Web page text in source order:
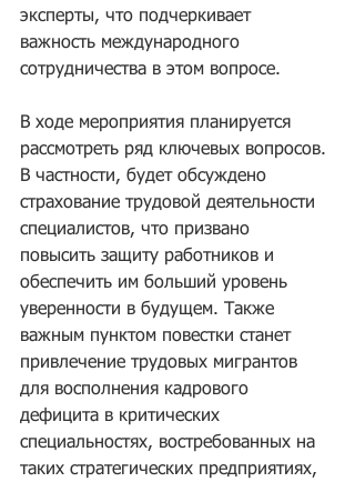
эксперты, что подчеркивает
важность международного
сотрудничества в этом вопросе.
В ходе мероприятия планируется
рассмотреть ряд ключевых вопросов.
В частности, будет обсуждено
страхование трудовой деятельности
специалистов, что призвано
повысить защиту работников и
обеспечить им больший уровень
уверенности в будущем. Также
важным пунктом повестки станет
привлечение трудовых мигрантов
для восполнения кадрового
дефицита в критических
специальностях, востребованных на
таких стратегических предприятиях,